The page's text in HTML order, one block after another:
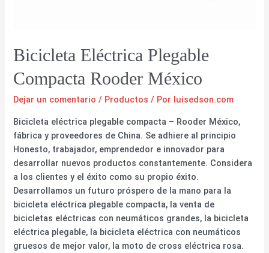
Bicicleta Eléctrica Plegable
Compacta Rooder México
Dejar un comentario / Productos / Por luisedson.com
Bicicleta eléctrica plegable compacta – Rooder México,
fábrica y proveedores de China. Se adhiere al principio
Honesto, trabajador, emprendedor e innovador para
desarrollar nuevos productos constantemente. Considera
a los clientes y el éxito como su propio éxito.
Desarrollamos un futuro próspero de la mano para la
bicicleta eléctrica plegable compacta, la venta de
bicicletas eléctricas con neumáticos grandes, la bicicleta
eléctrica plegable, la bicicleta eléctrica con neumáticos
gruesos de mejor valor, la moto de cross eléctrica rosa.